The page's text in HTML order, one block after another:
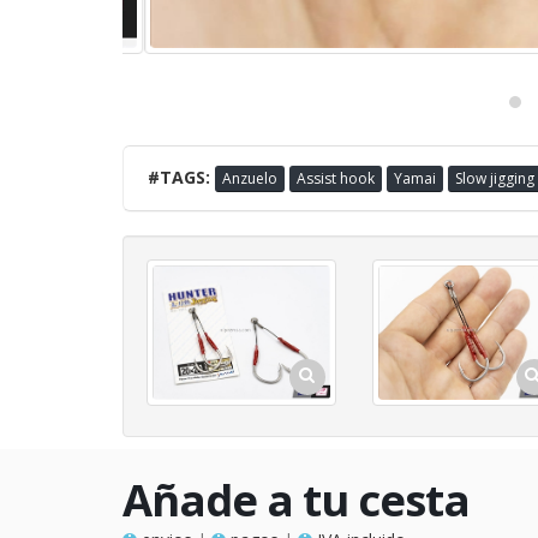
#TAGS: Anzuelo Assist hook Yamai Slow jigging
Añade a tu cesta